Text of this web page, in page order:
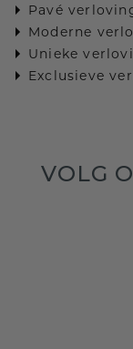
Pavé
Moderne
Unieke
Exclusieve
VOLG